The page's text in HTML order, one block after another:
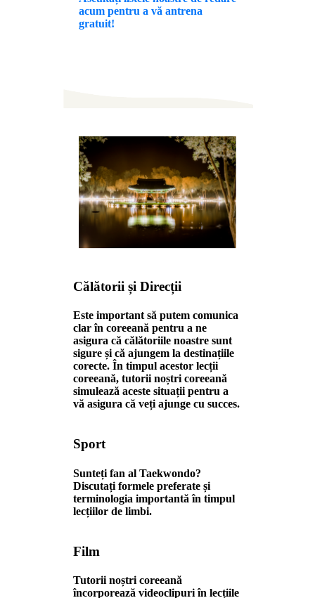
acum pentru a vă antrena
gratuit!
Călătorii și Direcții
Este important să putem comunica
clar în coreeană pentru a ne
asigura că călătoriile noastre sunt
sigure și că ajungem la destinațiile
corecte. În timpul acestor lecții
coreeană, tutorii noștri coreeană
simulează aceste situații pentru a
vă asigura că veți ajunge cu succes.
Sport
Sunteți fan al Taekwondo?
Discutați formele preferate și
terminologia importantă în timpul
lecțiilor de limbi.
Film
Tutorii noștri coreeană
încorporează videoclipuri în lecțiile